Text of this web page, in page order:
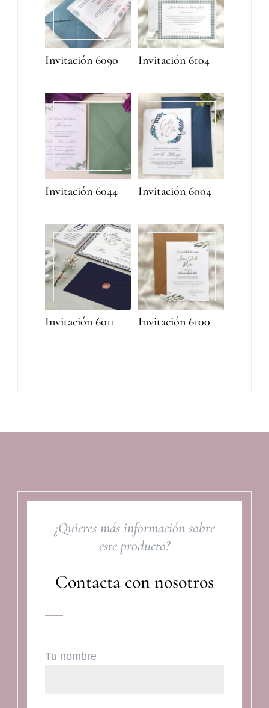
Invitación 6090 Invitación 6104
Invitación 6044 Invitación 6004
Invitación 6011 Invitación 6100
¿Quieres más información sobre
este producto?
Contacta con nosotros
Tu nombre